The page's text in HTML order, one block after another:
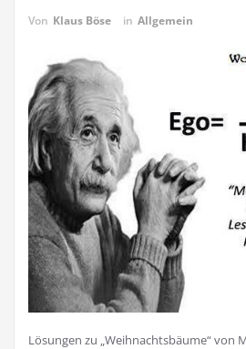
Von Klaus Böse in Allgemein
Lösungen zu „Weihnachtsbäume“ von